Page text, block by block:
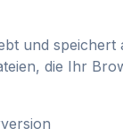
und
die Ihr